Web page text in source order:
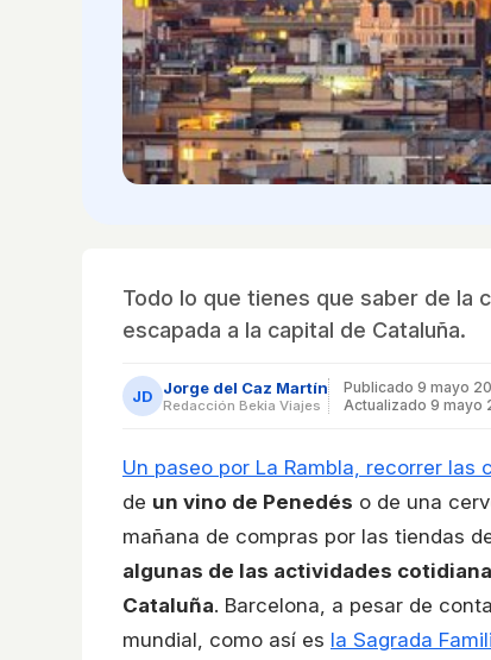
Todo lo que tienes que saber de la
escapada a la capital de Cataluña.
JD Jorge del Caz Martín
Redacción Bekia Viajes
Publicado 9 mayo
Actualizado 9 mayo
Un paseo por La Rambla, recorrer las
de un vino de Penedés o de una
mañana de compras por las tiendas
algunas de las actividades
Cataluña. Barcelona, a pesar de
mundial, como así es la Sagrada